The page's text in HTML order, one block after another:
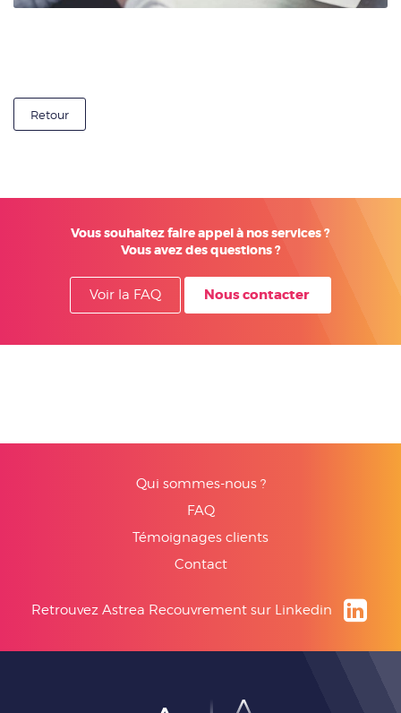
Retour
Vous souhaitez faire appel à nos services ?
Vous avez des questions ?
Voir la FAQ Nous contacter
Qui sommes-nous ?
FAQ
Témoignages clients
Contact
Retrouvez Astrea Recouvrement sur Linkedin